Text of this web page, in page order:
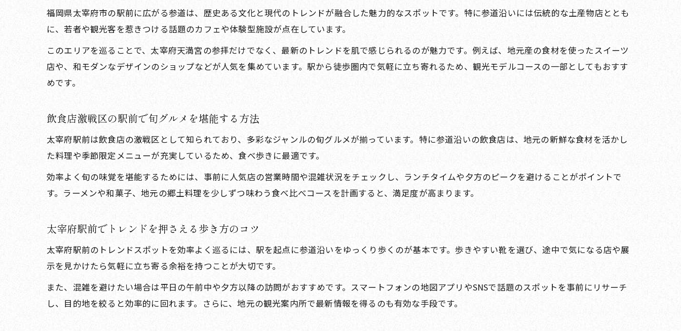
飲食店で味わう太宰府の春夏秋冬の魅力
参道の飲食店巡りで発見する旬の味覚特集
駅前から始める季節のグルメ食べ歩き体験
話題のスポットを巡り地元のグルメに触れる
駅前スポット巡りと参道グルメの素敵な関係
飲食店と名所を同時に楽しむ散策術紹介
歴史と現代が交わる参道の魅力を体感
参道で感じる伝統と現代トレンドの融合体験
参道の歴史的風情と最新スポットの楽しみ方
駅前から歩く歴史と現代の融合コース案内
駅前エリアで発見する穴場と食の楽しみ方
駅前で見つける参道飲食店の穴場グルメ特集
福岡県太宰府市の駅前に広がる参道は、歴史ある文化と現代のトレンドが融合した魅力的なスポットです。特に参道沿いには伝統的な土産物店ととも
に、若者や観光客を惹きつける話題のカフェや体験型施設が点在しています。
このエリアを巡ることで、太宰府天満宮の参拝だけでなく、最新のトレンドを肌で感じられるのが魅力です。例えば、地元産の食材を使ったスイーツ
店や、和モダンなデザインのショップなどが人気を集めています。駅から徒歩圏内で気軽に立ち寄れるため、観光モデルコースの一部としてもおすす
めです。
飲食店激戦区の駅前で旬グルメを堪能する方法
太宰府駅前は飲食店の激戦区として知られており、多彩なジャンルの旬グルメが揃っています。特に参道沿いの飲食店は、地元の新鮮な食材を活かし
た料理や季節限定メニューが充実しているため、食べ歩きに最適です。
効率よく旬の味覚を堪能するためには、事前に人気店の営業時間や混雑状況をチェックし、ランチタイムや夕方のピークを避けることがポイントで
す。ラーメンや和菓子、地元の郷土料理を少しずつ味わう食べ比べコースを計画すると、満足度が高まります。
太宰府駅前でトレンドを押さえる歩き方のコツ
太宰府駅前のトレンドスポットを効率よく巡るには、駅を起点に参道沿いをゆっくり歩くのが基本です。歩きやすい靴を選び、途中で気になる店や展
示を見かけたら気軽に立ち寄る余裕を持つことが大切です。
また、混雑を避けたい場合は平日の午前中や夕方以降の訪問がおすすめです。スマートフォンの地図アプリやSNSで話題のスポットを事前にリサーチ
し、目的地を絞ると効率的に回れます。さらに、地元の観光案内所で最新情報を得るのも有効な手段です。